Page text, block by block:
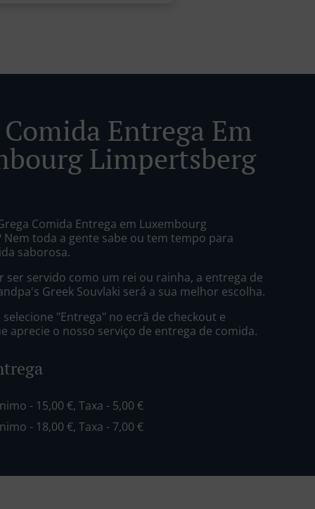
Entrega Em
Limpertsberg
Comida Entrega em Luxembourg
Nem toda a gente sabe ou tem tempo para
saborosa.
ser servido como um rei ou rainha, a entrega de
Greek Souvlaki será a sua melhor escolha.
"Entrega" no ecrã de checkout e
aprecie o nosso serviço de entrega de comida.
- 15,00 €, Taxa - 5,00 €
- 18,00 €, Taxa - 7,00 €